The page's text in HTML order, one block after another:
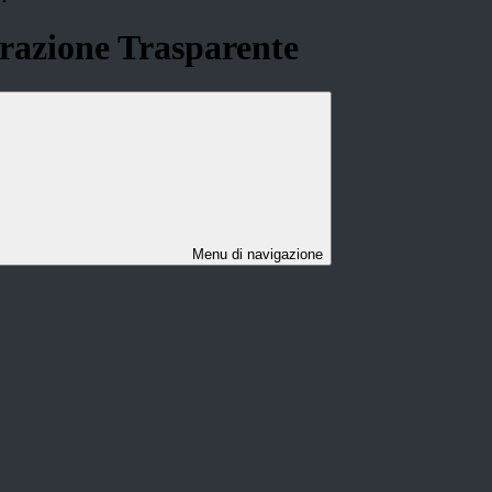
Trasparente
Menu di navigazione